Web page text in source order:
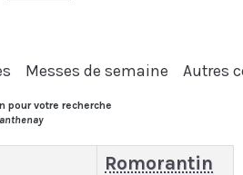
Messes de semaine Autres
pour votre recherche
Romorantin